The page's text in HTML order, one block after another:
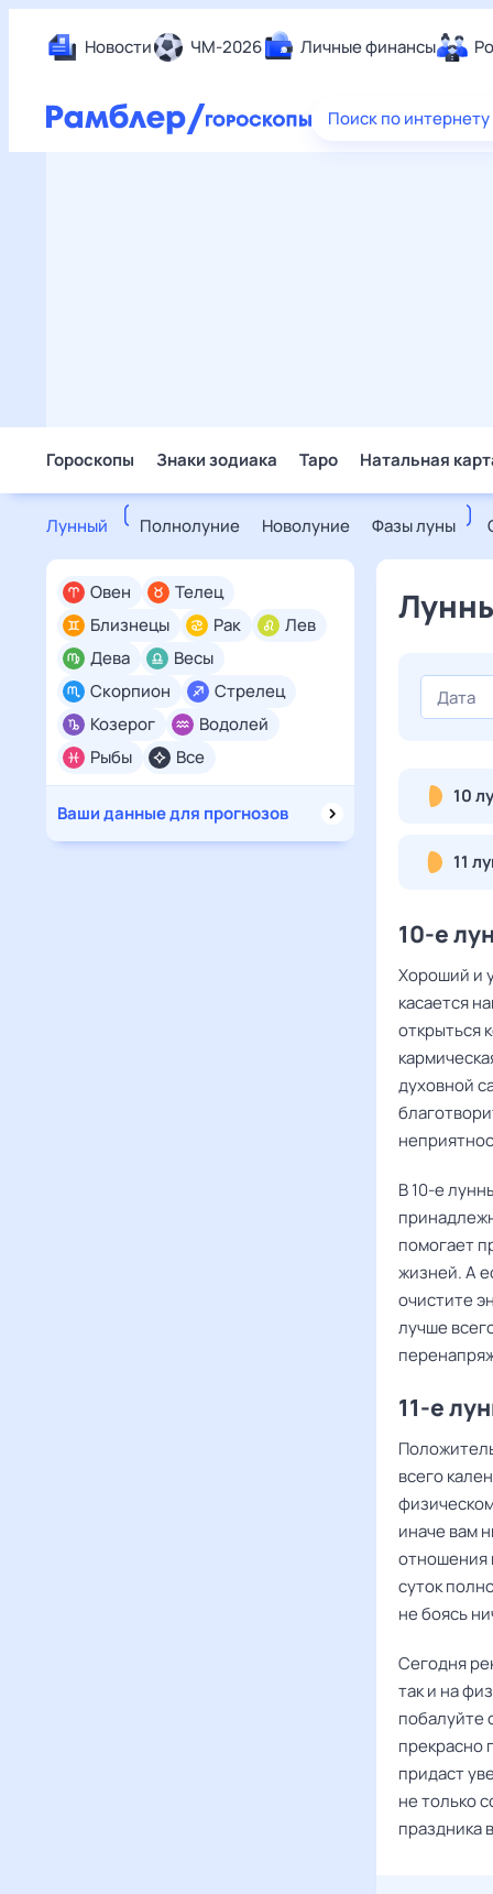
Новости ЧМ-2026 Личные финансы
Еда
Поиск по интернету
Гороскопы Знаки зодиака Таро Натальная
Лунный Полнолуние Новолуние Фазы луны
Все
Овен
Телец
Близнецы
Рак
Лев
Дева
Весы
Скорпион
Стрелец
Козерог
Водолей
Рыбы
Ваши данные для прогнозов
10
11
10-е
Хороший и
касается
открыться
духовной
В 10-е
помогает
жизней. А
очистите
лучше
11-е
всего
иначе вам
отношения
суток
не боясь
Сегодня
так и на
побалуйте
прекрасно
придаст
не только
праздника